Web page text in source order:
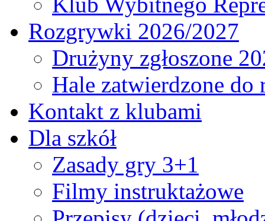
Rozgrywki 2026/2027
Drużyny zgłoszone
Hale zatwierdzone
Kontakt z klubami
Dla szkół
Zasady gry 3+1
Filmy instruktażowe